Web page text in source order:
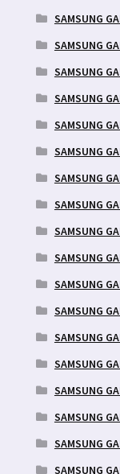
SAMSUNG
SAMSUNG
SAMSUNG
SAMSUNG
SAMSUNG
SAMSUNG
SAMSUNG
SAMSUNG
SAMSUNG
SAMSUNG
SAMSUNG
SAMSUNG
SAMSUNG
SAMSUNG
SAMSUNG
SAMSUNG
SAMSUNG
SAMSUNG